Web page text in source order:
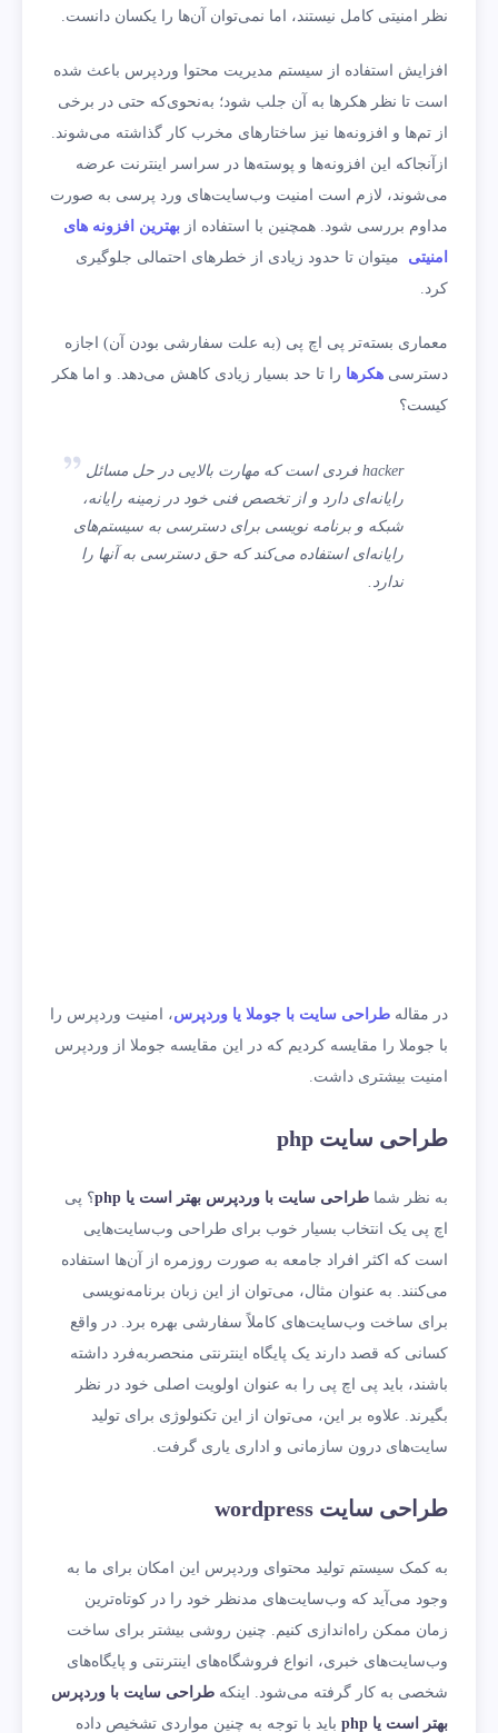
نظر امنیتی کامل نیستند، اما نمی‌توان آن‌ها را یکسان دانست.
افزایش استفاده از سیستم مدیریت محتوا وردپرس باعث شده
است تا نظر هکرها به آن جلب شود؛ به‌نحوی‌که حتی در برخی
از تم‌ها و افزونه‌ها نیز ساختارهای مخرب کار گذاشته می‌شوند.
ازآنجاکه این افزونه‌ها و پوسته‌ها در سراسر اینترنت عرضه
می‌شوند، لازم است امنیت وب‌سایت‌های ورد پرسی به صورت
مداوم بررسی شود. همچنین با استفاده از بهترین افزونه های
امنیتی
میتوان تا حدود زیادی از خطرهای احتمالی جلوگیری
کرد.
معماری بسته‌تر پی اچ پی (به علت سفارشی بودن‌ آن) اجازه
دسترسی هکرها را تا حد بسیار زیادی کاهش می‌دهد. و اما هکر
کیست؟
hacker فردی است که مهارت بالایی در حل مسائل
رایانه‌ای دارد و از تخصص فنی خود در زمینه رایانه،
شبکه و برنامهنویسی برای دسترسی به سیستم‌های
رایانه‌ای استفاده می‌کند که حق دسترسی به آنها را
ندارد.
در مقاله طراحی سایت با جوملا یا وردپرس، امنیت وردپرس را
با جوملا را مقایسه کردیم که در این مقایسه جوملا از وردپرس
امنیت بیشتری داشت.
طراحی سایت php
به نظر شما طراحی سایت با وردپرس بهتر است یا php؟ پی
اچ پی یک انتخاب بسیار خوب برای طراحی وب‌سایت‌هایی
است که اکثر افراد جامعه به صورت روزمره از آن‌ها استفاده
می‌کنند. به عنوان مثال، می‌‌توان از این زبان برنامه‌نویسی
برای ساخت وب‌سایت‌های کاملاً سفارشی بهره برد. در واقع
کسانی که قصد دارند یک پایگاه اینترنتی منحصربه‌فرد داشته
باشند، باید پی اچ پی را به عنوان اولویت اصلی خود در نظر
بگیرند. علاوه بر این، می‌توان از این تکنولوژی برای تولید
سایت‌های درون سازمانی و اداری یاری گرفت.
طراحی سایت wordpress
به کمک سیستم تولید محتوای وردپرس این امکان برای ما به
وجود می‌آید که وب‌سایت‌های مدنظر خود را در کوتاه‌ترین
زمان ممکن راه‌اندازی کنیم. چنین روشی بیشتر برای ساخت
وب‌سایت‌های خبری، انواع فروشگاه‌های اینترنتی و پایگاه‌های
شخصی به کار گرفته می‌شود. اینکه طراحی سایت با وردپرس
بهتر است یا php باید با توجه به چنین مواردی تشخیص داده